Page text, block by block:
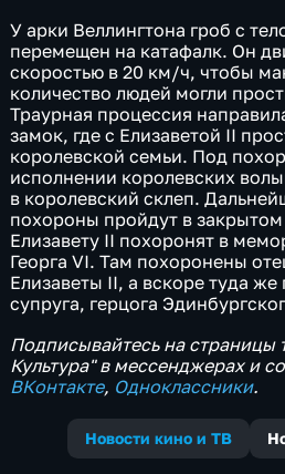
У арки Веллингтона гроб с
перемещен на катафалк. Он
скоростью в 20 км/ч, чтобы
количество людей могли
Траурная процессия
замок, где с Елизаветой II
королевской семьи. Под
исполнении королевских
в королевский склеп.
похороны пройдут в
Елизавету II похоронят в
Георга VI. Там похоронены
Елизаветы II, а вскоре туда же
супруга, герцога
Подписывайтесь на страницы
Культура" в мессенджерах и
ВКонтакте, Одноклассники.
Новости кино и ТВ